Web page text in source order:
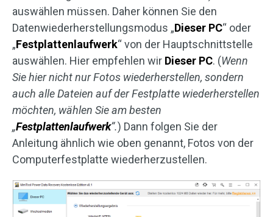
auswählen müssen. Daher können Sie den
Datenwiederherstellungsmodus „Dieser PC“ oder
„Festplattenlaufwerk“ von der Hauptschnittstelle
auswählen. Hier empfehlen wir Dieser PC. (Wenn
Sie hier nicht nur Fotos wiederherstellen, sondern
auch alle Dateien auf der Festplatte wiederherstellen
möchten, wählen Sie am besten
„Festplattenlaufwerk“.) Dann folgen Sie der
Anleitung ähnlich wie oben genannt, Fotos von der
Computerfestplatte wiederherzustellen.